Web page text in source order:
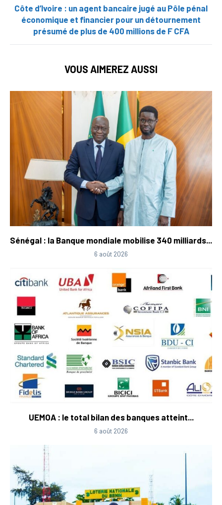
Côte d’Ivoire : un agent bancaire jugé au Pôle pénal
économique et financier pour un détournement
présumé de plus de 400 millions de F CFA
VOUS AIMEREZ AUSSI
Sénégal : la Banque mondiale mobilise 340 milliards...
6 août 2026
UEMOA : le total bilan des banques atteint...
6 août 2026